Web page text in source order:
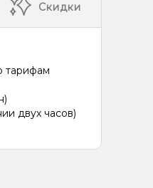
Скидки
тарифам
двух часов)